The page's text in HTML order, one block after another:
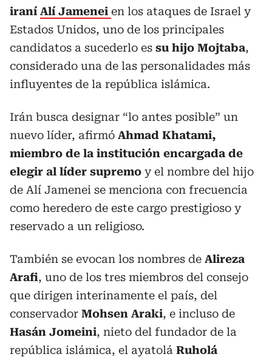
iraní Alí Jamenei en los ataques de Israel y
Estados Unidos, uno de los principales
candidatos a sucederlo es su hijo Mojtaba,
considerado una de las personalidades más
influyentes de la república islámica.
Irán busca designar “lo antes posible” un
nuevo líder, afirmó Ahmad Khatami,
miembro de la institución encargada de
elegir al líder supremo y el nombre del hijo
de Alí Jamenei se menciona con frecuencia
como heredero de este cargo prestigioso y
reservado a un religioso.
También se evocan los nombres de Alireza
Arafi, uno de los tres miembros del consejo
que dirigen interinamente el país, del
conservador Mohsen Araki, e incluso de
Hasán Jomeini, nieto del fundador de la
república islámica, el ayatolá Ruholá